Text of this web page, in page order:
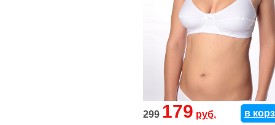
299 179 руб. в